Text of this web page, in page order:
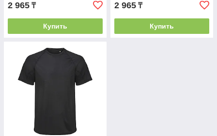
2 965 ₸
Купить
2 965 ₸
Купить